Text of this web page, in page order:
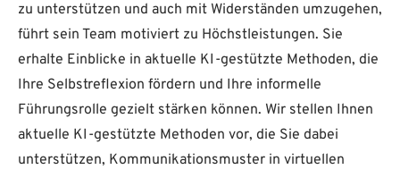
zu unterstützen und auch mit Widerständen umzugehen,
führt sein Team motiviert zu Höchstleistungen. Sie
erhalte Einblicke in aktuelle KI-gestützte Methoden, die
Ihre Selbstreflexion fördern und Ihre informelle
Führungsrolle gezielt stärken können. Wir stellen Ihnen
aktuelle KI-gestützte Methoden vor, die Sie dabei
unterstützen, Kommunikationsmuster in virtuellen